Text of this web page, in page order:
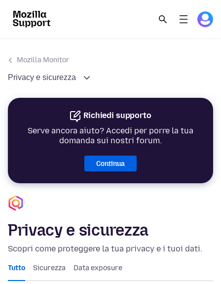
Mozilla Monitor
Privacy e sicurezza
Richiedi supporto
Serve ancora aiuto? Accedi per porre la tua
domanda sui nostri forum.
Continua
Privacy e sicurezza
Scopri come proteggere la tua privacy e i tuoi dati.
Tutto Sicurezza Data exposure